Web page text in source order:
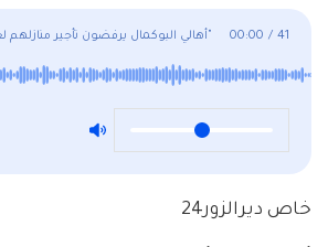
أهالي البوكمال يرفضون تأجير منازلهم لعوائل ميليشيا "حزب الله" 00:00 / 41
خاص ديرالزور24